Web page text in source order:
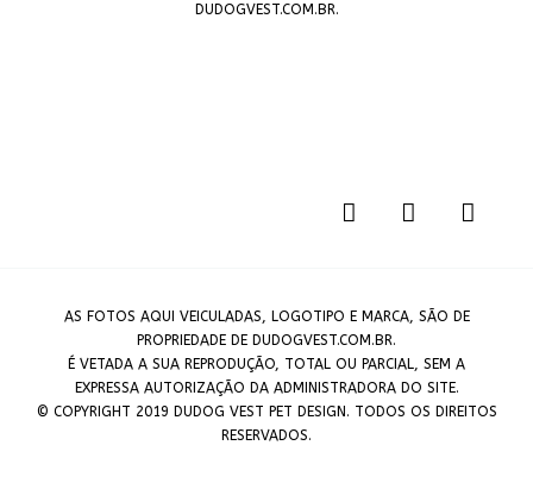
DUDOGVEST.COM.BR.
AS FOTOS AQUI VEICULADAS, LOGOTIPO E MARCA, SÃO DE
PROPRIEDADE DE DUDOGVEST.COM.BR.
É VETADA A SUA REPRODUÇÃO, TOTAL OU PARCIAL, SEM A
EXPRESSA AUTORIZAÇÃO DA ADMINISTRADORA DO SITE.
© COPYRIGHT 2019 DUDOG VEST PET DESIGN. TODOS OS DIREITOS
RESERVADOS.